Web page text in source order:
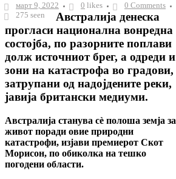
март 9, 2022 0 likes
0 Comments
275 seen
Австралија денеска
прогласи национална вонредна
состојба, по разорните поплави
долж источниот брег, а одреди и
зони на катастрофа во градови,
затрупани од надојдените реки,
јавија британски медиуми.
Австралија станува сè полоша земја за
живот поради овие природни
катастрофи, изјави премиерот Скот
Морисон, по обиколка на тешко
погодени области.